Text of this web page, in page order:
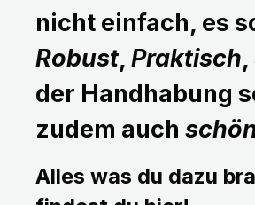
nicht einfach, es
Robust, Praktisch,
der Handhabung
zudem auch
Alles was du dazu